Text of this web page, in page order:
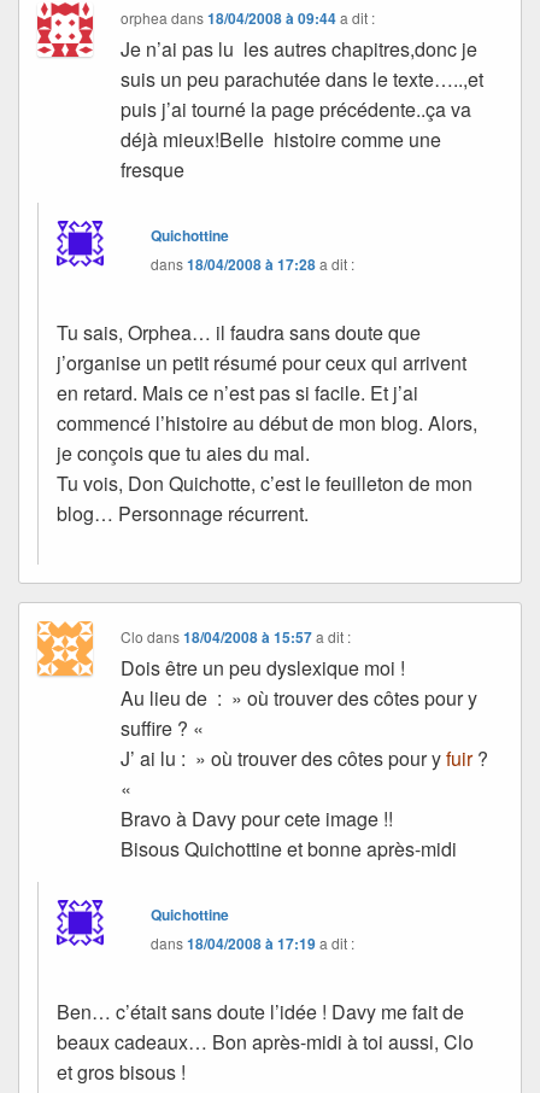
orphea dans18/04/2008 à 09:44 a dit :
Je n’ai pas lu les autres chapitres,donc je
suis un peu parachutée dans le texte…..,et
puis j’ai tourné la page précédente..ça va
déjà mieux!Belle histoire comme une
fresque
Quichottine
dans18/04/2008 à 17:28a dit :
Tu sais, Orphea… il faudra sans doute que
j’organise un petit résumé pour ceux qui arrivent
en retard. Mais ce n’est pas si facile. Et j’ai
commencé l’histoire au début de mon blog. Alors,
je conçois que tu aies du mal.
Tu vois, Don Quichotte, c’est le feuilleton de mon
blog… Personnage récurrent.
Clo dans18/04/2008 à 15:57 a dit :
Dois être un peu dyslexique moi !
Au lieu de : » où trouver des côtes pour y
suffire ? «
J’ ai lu : » où trouver des côtes pour yfuir?
«
Bravo à Davy pour cete image !!
Bisous Quichottine et bonne après-midi
Quichottine
dans18/04/2008 à 17:19a dit :
Ben… c’était sans doute l’idée ! Davy me fait de
beaux cadeaux… Bon après-midi à toi aussi, Clo
et gros bisous !